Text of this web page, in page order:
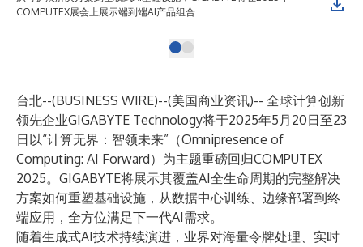
COMPUTEX展会上展示端到端AI产品组合
台北--(BUSINESS WIRE)--(美国商业资讯)-- 全球计算创新
领先企业GIGABYTE Technology将于2025年5月20日至23
日以“计算无界：智领未来”（Omnipresence of
Computing: AI Forward）为主题重磅回归COMPUTEX
2025。GIGABYTE将展示其覆盖AI全生命周期的完整解决
方案如何重塑基础设施，从数据中心训练、边缘部署到终
端应用，全方位满足下一代AI需求。
随着生成式AI技术持续演进，业界对海量令牌处理、实时